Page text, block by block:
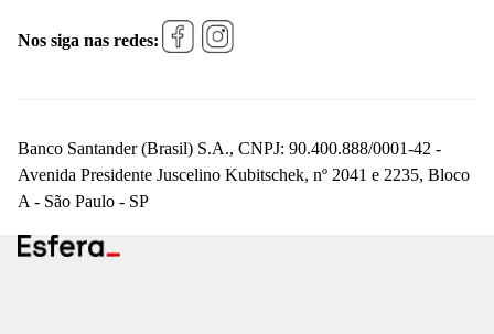
Nos siga nas redes:
Banco Santander (Brasil) S.A., CNPJ: 90.400.888/0001-42 -
Avenida Presidente Juscelino Kubitschek, nº 2041 e 2235, Bloco
A - São Paulo - SP